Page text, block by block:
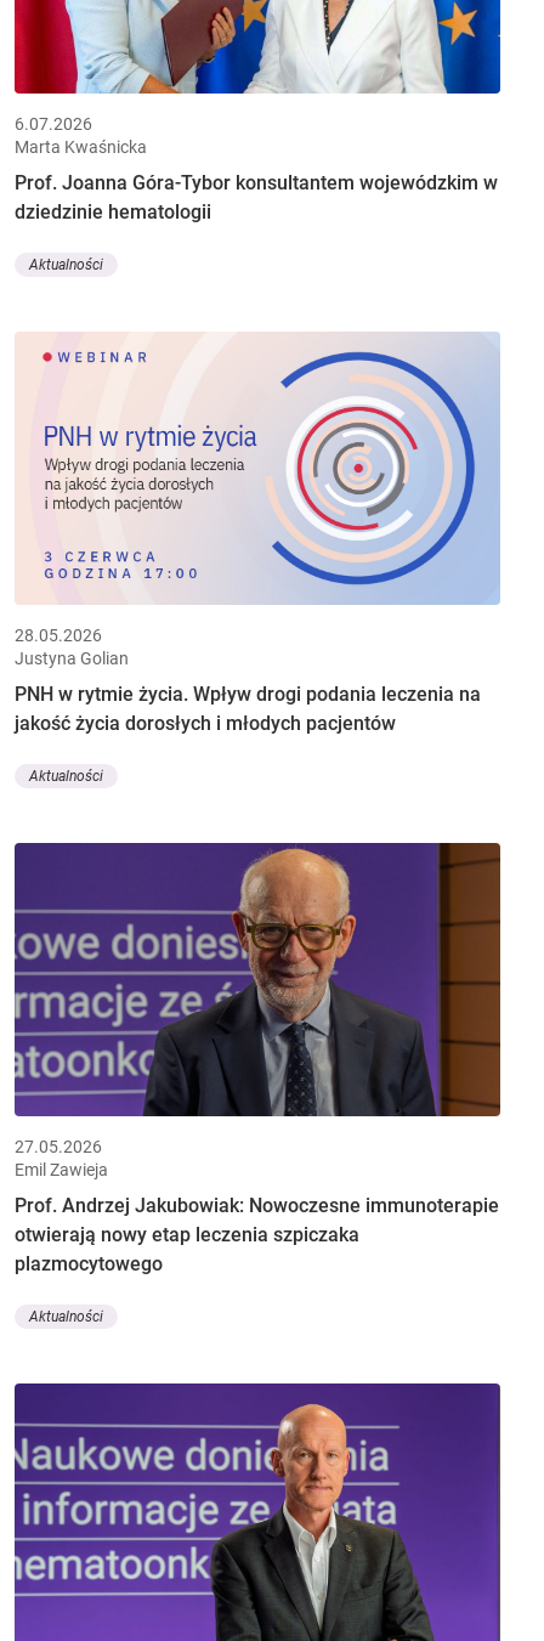
6.07.2026
Marta Kwaśnicka
Prof. Joanna Góra-Tybor konsultantem wojewódzkim w
dziedzinie hematologii
Aktualności
28.05.2026
Justyna Golian
PNH w rytmie życia. Wpływ drogi podania leczenia na
jakość życia dorosłych i młodych pacjentów
Aktualności
27.05.2026
Emil Zawieja
Prof. Andrzej Jakubowiak: Nowoczesne immunoterapie
otwierają nowy etap leczenia szpiczaka
plazmocytowego
Aktualności